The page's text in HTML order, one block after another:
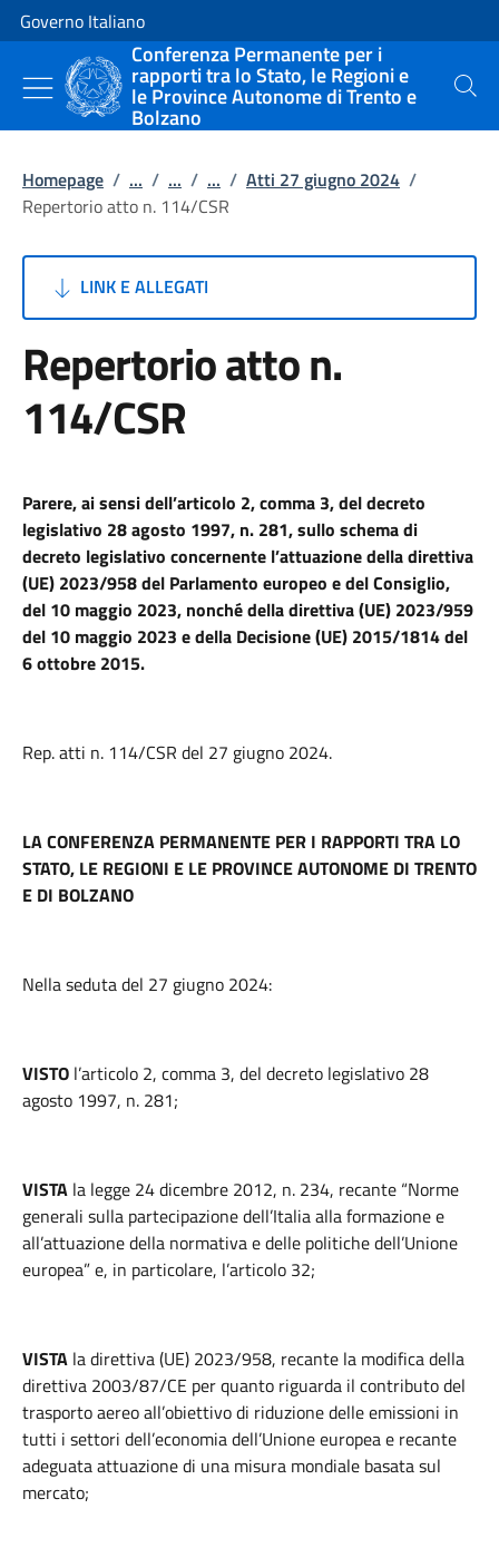
Vai al contenuto
Vai alla navigazione del sito
Governo Italiano
Conferenza Permanente per i
rapporti tra lo Stato, le Regioni e
le Province Autonome di Trento e
Bolzano
Cerca
Homepage / ... / ... / ... / Atti 27 giugno 2024 /
Repertorio atto n. 114/CSR
LINK E ALLEGATI
Repertorio atto n.
114/CSR
Parere, ai sensi dell’articolo 2, comma 3, del decreto
legislativo 28 agosto 1997, n. 281, sullo schema di
decreto legislativo concernente l’attuazione della direttiva
(UE) 2023/958 del Parlamento europeo e del Consiglio,
del 10 maggio 2023, nonché della direttiva (UE) 2023/959
del 10 maggio 2023 e della Decisione (UE) 2015/1814 del
6 ottobre 2015.
Rep. atti n. 114/CSR del 27 giugno 2024.
LA CONFERENZA PERMANENTE PER I RAPPORTI TRA LO
STATO, LE REGIONI E LE PROVINCE AUTONOME DI TRENTO
E DI BOLZANO
Nella seduta del 27 giugno 2024:
VISTO l’articolo 2, comma 3, del decreto legislativo 28
agosto 1997, n. 281;
VISTA la legge 24 dicembre 2012, n. 234, recante “Norme
generali sulla partecipazione dell’Italia alla formazione e
all’attuazione della normativa e delle politiche dell’Unione
europea” e, in particolare, l’articolo 32;
VISTA la direttiva (UE) 2023/958, recante la modifica della
direttiva 2003/87/CE per quanto riguarda il contributo del
trasporto aereo all’obiettivo di riduzione delle emissioni in
tutti i settori dell’economia dell’Unione europea e recante
adeguata attuazione di una misura mondiale basata sul
mercato;